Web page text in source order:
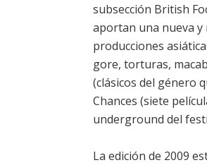
subsección British
aportan una nueva y
producciones
gore, torturas,
(clásicos del género
Chances (siete
underground del
La edición de 2009